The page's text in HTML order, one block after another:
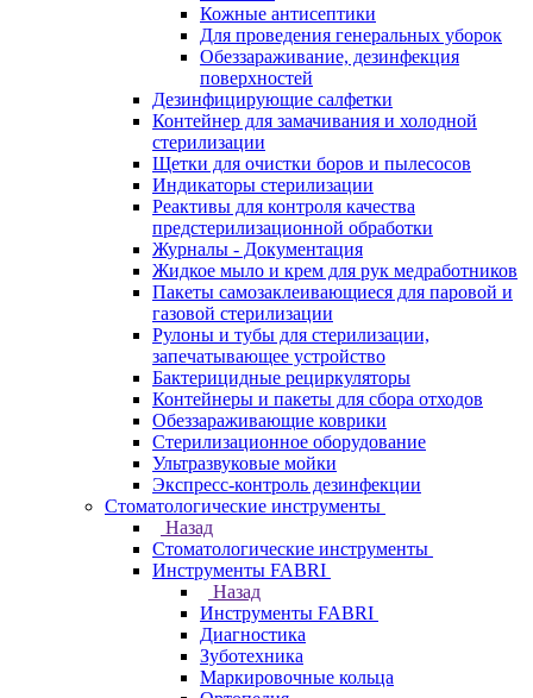
Кожные антисептики
Для проведения генеральных уборок
Обеззараживание, дезинфекция
поверхностей
Дезинфицирующие салфетки
Контейнер для замачивания и холодной
стерилизации
Щетки для очистки боров и пылесосов
Индикаторы стерилизации
Реактивы для контроля качества
предстерилизационной обработки
Журналы - Документация
Жидкое мыло и крем для рук медработников
Пакеты самозаклеивающиеся для паровой и
газовой стерилизации
Рулоны и тубы для стерилизации,
запечатывающее устройство
Бактерицидные рециркуляторы
Контейнеры и пакеты для сбора отходов
Обеззараживающие коврики
Стерилизационное оборудование
Ультразвуковые мойки
Экспресс-контроль дезинфекции
Стоматологические инструменты
Назад
Стоматологические инструменты
Инструменты FABRI
Назад
Инструменты FABRI
Диагностика
Зуботехника
Маркировочные кольца